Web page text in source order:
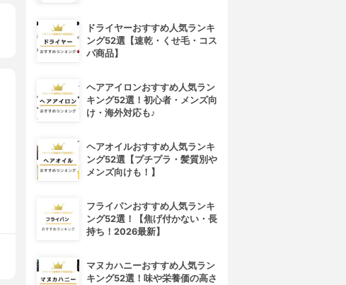
ドライヤーおすすめ人気ランキ
ング52選【速乾・くせ毛・コス
パ商品】
ヘアアイロンおすすめ人気ラン
キング52選！初心者・メンズ向
け・海外対応も♪
ヘアオイルおすすめ人気ランキ
ング52選【プチプラ・髪質別や
メンズ向けも！】
フライパンおすすめ人気ランキ
ング52選！【焦げ付かない・長
持ち！2026最新】
マヌカハニーおすすめ人気ラン
キング52選！味や栄養価の高さ